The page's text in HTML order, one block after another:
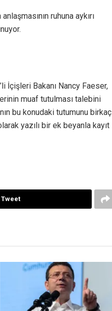
ruhuna aykırı
İçişleri Bakanı Nancy Faeser,
muaf tutulması talebini
bu konudaki tutumunu birkaç
yazılı bir ek beyanla kayıt
Tweet